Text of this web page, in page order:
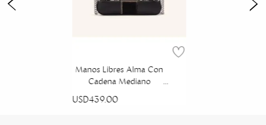
Manos Libres Alma Con
Cadena Mediano
USD439.00